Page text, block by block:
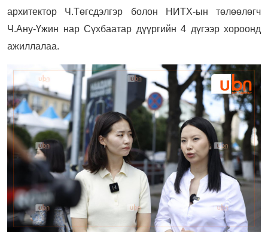
архитектор Ч.Төгсдэлгэр болон НИТХ-ын төлөөлөгч
Ч.Ану-Үжин нар Сүхбаатар дүүргийн 4 дүгээр хороонд
ажиллалаа.